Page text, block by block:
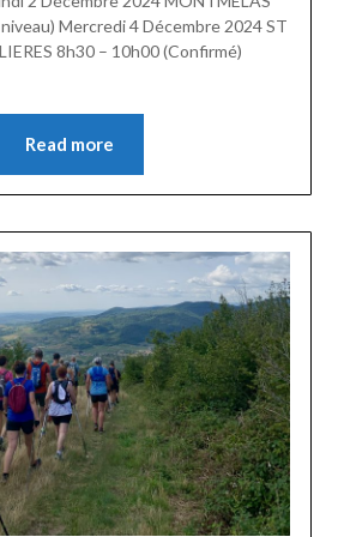
Mercredi 4 Décembre 2024 ST
8h30 – 10h00 (Confirmé)
Read more